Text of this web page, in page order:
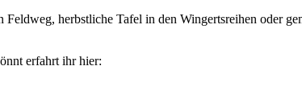
herbstliche Tafel in den Wingertsreihen oder
erfahrt ihr hier: